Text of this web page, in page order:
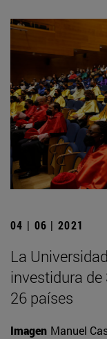
04 | 06 | 2021
La
investidura
26 países
Imagen Manuel